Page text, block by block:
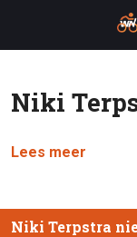
Niki
Lees meer
Niki Terpstra